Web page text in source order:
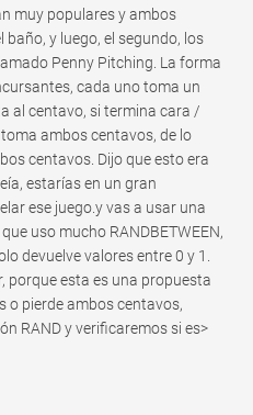
muy populares y ambos
baño, y luego, el segundo, los
Penny Pitching. La forma
cada uno toma un
al centavo, si termina cara /
ambos centavos, de lo
centavos. Dijo que esto era
estarías en un gran
ese juego.y vas a usar una
uso mucho RANDBETWEEN,
devuelve valores entre 0 y 1.
porque esta es una propuesta
o pierde ambos centavos,
RAND y verificaremos si es>